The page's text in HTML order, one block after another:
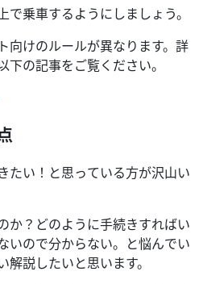
乗車するようにしましょう。
向けのルールが異なります。詳
下の記事をご覧ください。
たい！と思っている方が沢山い
か？どのように手続きすればい
いので分からない。と悩んでい
説したいと思います。